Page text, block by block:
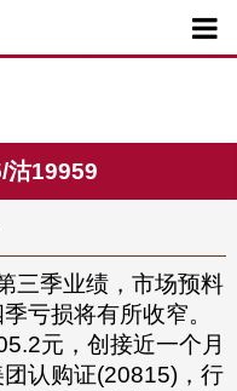

沽19959
三季业绩，市场预料
亏损将有所收窄。
元，创接近一个月
认购证(20815)，行